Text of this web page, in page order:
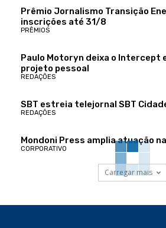
Prêmio Jornalismo Transição
inscrições até 31/8
PRÊMIOS
Paulo Motoryn deixa o Intercept
projeto pessoal
REDAÇÕES
SBT estreia telejornal SBT
REDAÇÕES
Mondoni Press amplia atuação
CORPORATIVO
Carregar mais